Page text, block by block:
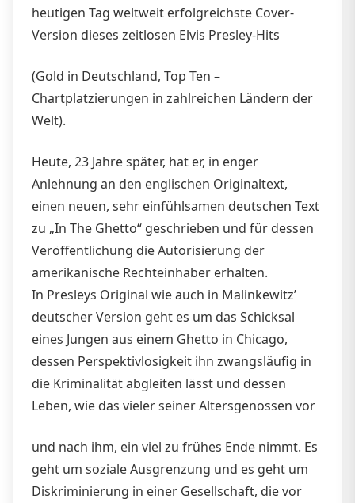
heutigen Tag weltweit erfolgreichste Cover-
Version dieses zeitlosen Elvis Presley-Hits
(Gold in Deutschland, Top Ten –
Chartplatzierungen in zahlreichen Ländern der
Welt).
Heute, 23 Jahre später, hat er, in enger
Anlehnung an den englischen Originaltext,
einen neuen, sehr einfühlsamen deutschen Text
zu „In The Ghetto“ geschrieben und für dessen
Veröffentlichung die Autorisierung der
amerikanische Rechteinhaber erhalten.
In Presleys Original wie auch in Malinkewitz’
deutscher Version geht es um das Schicksal
eines Jungen aus einem Ghetto in Chicago,
dessen Perspektivlosigkeit ihn zwangsläufig in
die Kriminalität abgleiten lässt und dessen
Leben, wie das vieler seiner Altersgenossen vor
und nach ihm, ein viel zu frühes Ende nimmt. Es
geht um soziale Ausgrenzung und es geht um
Diskriminierung in einer Gesellschaft, die vor